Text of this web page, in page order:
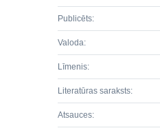
Publicēts:
Valoda:
Līmenis:
Literatūras saraksts:
Atsauces: